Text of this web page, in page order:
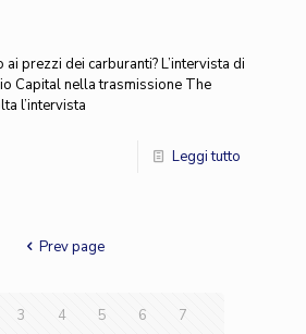
prezzi dei carburanti? L’intervista di
Capital nella trasmissione The
l’intervista
Leggi tutto
Prev page
3 4 5 6
7